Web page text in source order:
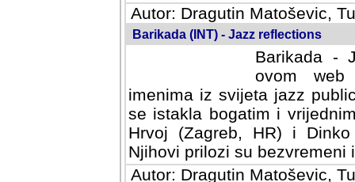
Autor: Dragutin Matoševic,
Barikada (INT) - Jazz reflections
Barikada -
ovom web
imenima iz svijeta jazz
se istakla bogatim i
Hrvoj (Zagreb, HR) i
Njihovi prilozi su bezvremeni
Autor: Dragutin Matoševic,